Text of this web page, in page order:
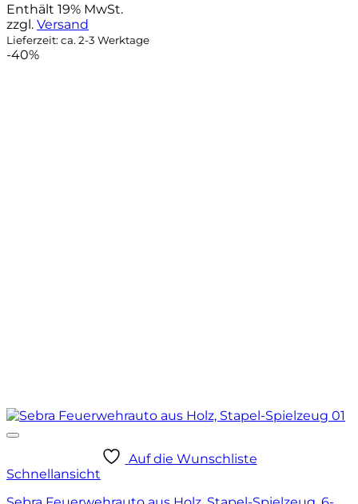
war:
39,95 €
ist:
Enthält 19% MwSt.
zzgl. Versand
Lieferzeit: ca. 2-3 Werktage
-40%
Auf die Wunschliste
Schnellansicht